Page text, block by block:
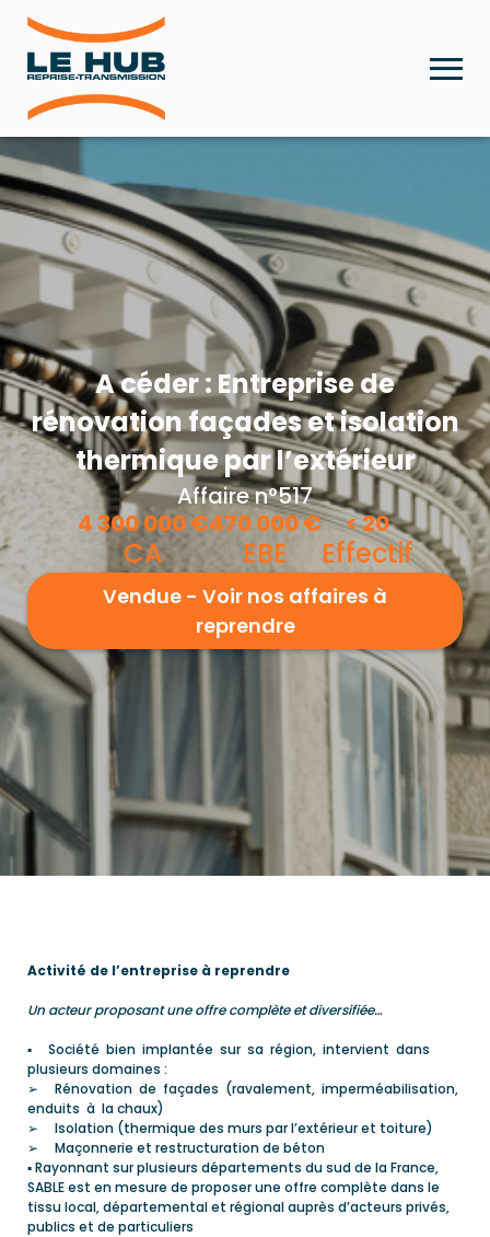
A céder : Entreprise de
rénovation façades et isolation
thermique par l’extérieur
Affaire n°517
4 300 000€
CA
470 000€
EBE
<20
Effectif
Vendue - Voir nos affaires à
reprendre
Activité de l’entreprise à reprendre
Un acteur proposant une offre complète et diversifiée…
▪ Société bien implantée sur sa région, intervient dans
plusieurs domaines :
➢ Rénovation de façades (ravalement, imperméabilisation,
enduits à la chaux)
➢ Isolation (thermique des murs par l’extérieur et toiture)
➢ Maçonnerie et restructuration de béton
▪ Rayonnant sur plusieurs départements du sud de la France,
SABLE est en mesure de proposer une offre complète dans le
tissu local, départemental et régional auprès d’acteurs privés,
publics et de particuliers